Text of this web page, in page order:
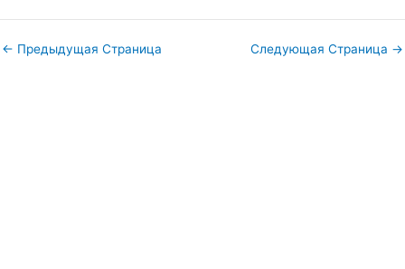
← Предыдущая Страница Следующая Страница →